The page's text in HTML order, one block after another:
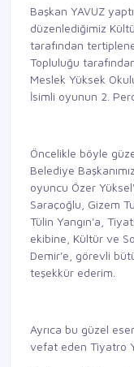
Başkan YAVUZ
düzenlediğimiz
tarafından
Topluluğu
Meslek Yüksek
İsimli oyunun 2.
Öncelikle böyle
Belediye
oyuncu Özer
Saraçoğlu, Gizem
Tülin Yangın'a,
ekibine, Kültür ve
Demir'e, görevli
teşekkür ederim.
Ayrıca bu güzel
vefat eden Tiyatro